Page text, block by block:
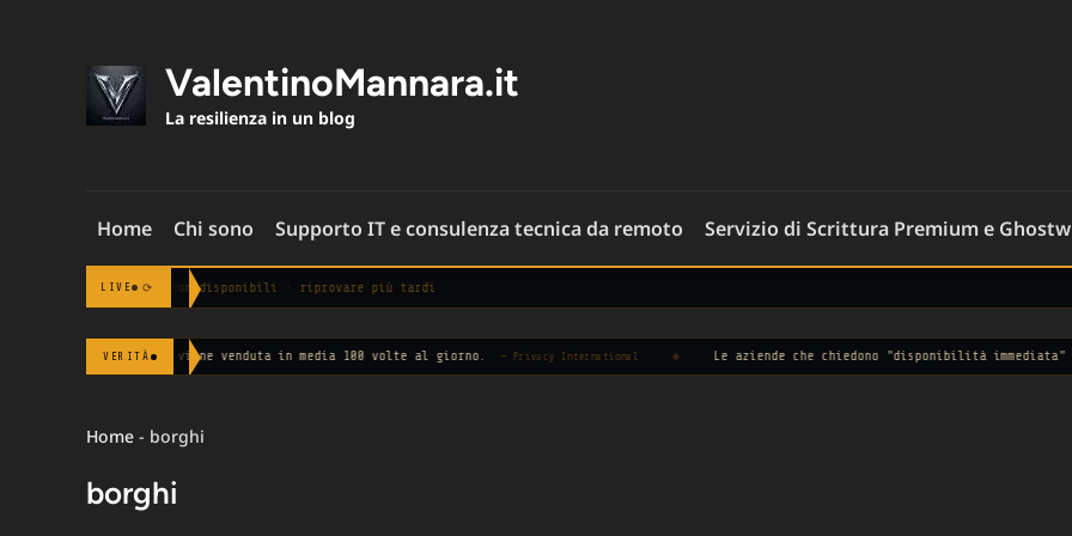
ValentinoMannara.it
La resilienza in un blog
Home Chi sono Supporto IT e consulenza tecnica da remoto Servizio di Scrittura Premium e
LIVE ⟳
Notizie non disponibili · riprovare più tardi
VERITÀ
tua privacy viene venduta in media 100 volte al giorno. — Privacy International ◆ Le aziende che chiedono "disponibilità immediata" spesso
Home - borghi
borghi